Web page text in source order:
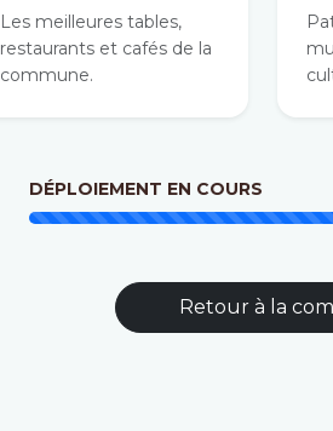
Les meilleures tables,
restaurants et cafés de la
commune.
DÉPLOIEMENT EN COURS
Retour à la